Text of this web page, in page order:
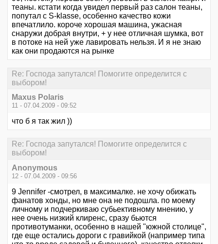
теаны. кстати когда увидел первый раз салон теаны,
попутал с S-klasse, особенно качество кожи
впечатлило. короче хорошая машина, ужасная
снаружи добрая внутри, + у нее отличная шумка, вот
в потоке на ней уже лавировать нельзя. И я не знаю
как они продаются на рынке
Re: Господа запутался! Помогите определится с
выбором!
Maxus Polaris
11 - 07.04.2009 - 09:52
что б я так жил ))
Re: Господа запутался! Помогите определится с
выбором!
Anonymous
12 - 07.04.2009 - 09:56
9 Jennifer -смотрел, в максималке. не хочу обижать
фанатов хонды, но мне она не подошла. по моему
личному и подчеркиваю субьективному мнению, у
нее очень низкий клиренс, сразу бьются
противотуманки, особенно в нашей "южной столице",
где еще остались дороги с гравийкой (например типа